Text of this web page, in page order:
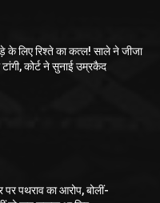
लिए रिश्ते का कत्ल! साले ने जीजा
कोर्ट ने सुनाई उम्रकैद
पर पथराव का आरोप, बोलीं-